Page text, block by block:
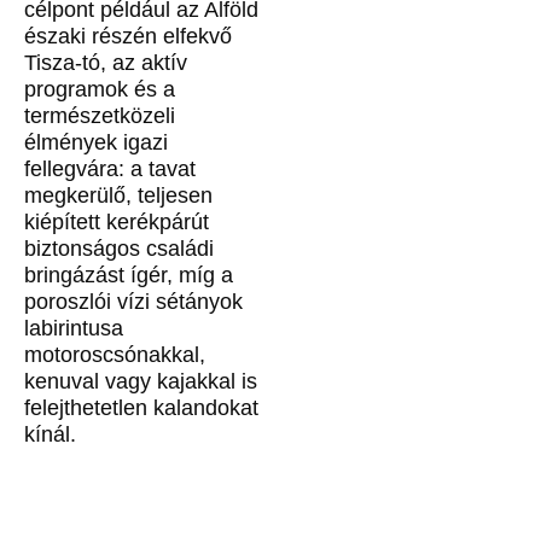
célpont például az Alföld
északi részén elfekvő
Tisza-tó, az aktív
programok és a
természetközeli
élmények igazi
fellegvára: a tavat
megkerülő, teljesen
kiépített kerékpárút
biztonságos családi
bringázást ígér, míg a
poroszlói vízi sétányok
labirintusa
motoroscsónakkal,
kenuval vagy kajakkal is
felejthetetlen kalandokat
kínál.